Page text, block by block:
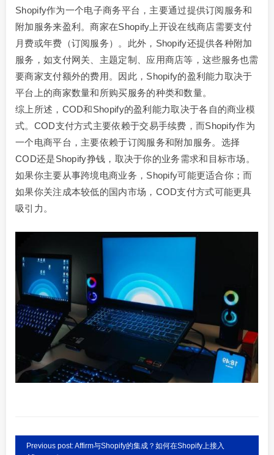
Shopify作为一个电子商务平台，主要通过提供订阅服务和
附加服务来盈利。商家在Shopify上开设在线商店需要支付
月费或年费（订阅服务）。此外，Shopify还提供各种附加
服务，如支付网关、主题定制、应用商店等，这些服务也需
要商家支付额外的费用。因此，Shopify的盈利能力取决于
平台上的商家数量和所购买服务的种类和数量。
综上所述，COD和Shopify的盈利能力取决于各自的商业模
式。COD支付方式主要依赖于交易手续费，而Shopify作为
一个电商平台，主要依赖于订阅服务和附加服务。选择
COD还是Shopify挣钱，取决于你的业务需求和目标市场。
如果你主要从事跨境电商业务，Shopify可能更适合你；而
如果你关注成本较低的国内市场，COD支付方式可能更具
吸引力。
Previous post: Affirm与Shopify的集成？如何在Shopify上接入